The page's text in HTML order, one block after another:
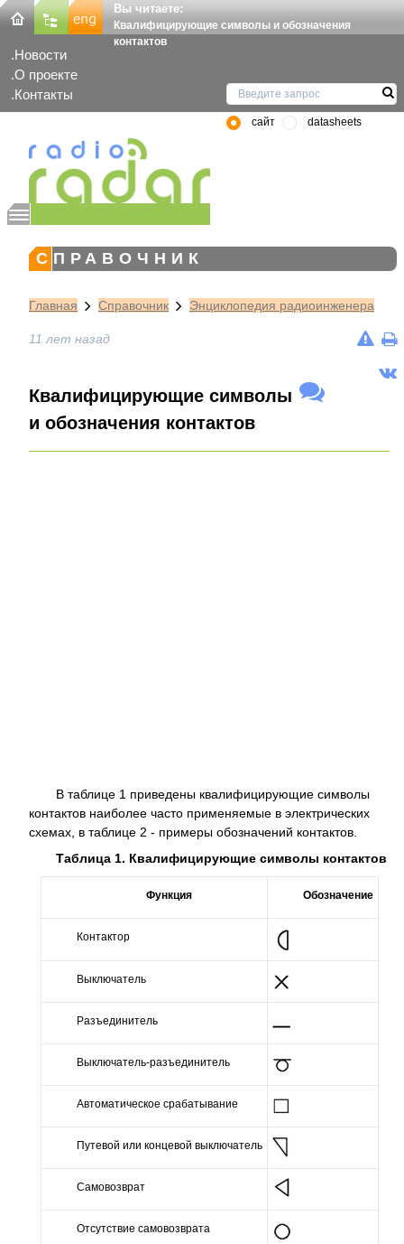
Вы читаете:
Квалифицирующие символы и обозначения
контактов
Новости
О проекте
Контакты
сайт datasheets
СПРАВОЧНИК
Главная Справочник Энциклопедия радиоинженера
11 лет назад
Квалифицирующие символы
и обозначения контактов
В таблице 1 приведены квалифицирующие символы
контактов наиболее часто применяемые в электрических
схемах, в таблице 2 - примеры обозначений контактов.
Таблица 1. Квалифицирующие символы контактов
Функция Обозначение
Контактор
Выключатель
Разъединитель
Выключатель-разъединитель
Автоматическое срабатывание
Путевой или концевой выключатель
Самовозврат
Отсутствие самовозврата